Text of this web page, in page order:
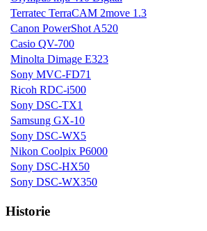
Terratec TerraCAM 2move 1.3
Canon PowerShot A520
Casio QV-700
Minolta Dimage E323
Sony MVC-FD71
Ricoh RDC-i500
Sony DSC-TX1
Samsung GX-10
Sony DSC-WX5
Nikon Coolpix P6000
Sony DSC-HX50
Sony DSC-WX350
Historie